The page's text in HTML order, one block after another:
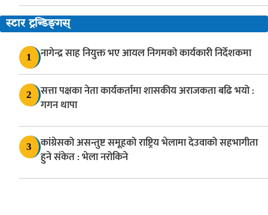
स्टार ट्रन्डिङ्गस्
1 नागेन्द्र साह नियुक्त भए आयल निगमको कार्यकारी निर्देशकमा
2
सत्ता पक्षका नेता कार्यकर्तामा शासकीय अराजकता बढि भयो :
गगन थापा
3
कांग्रेसको असन्तुष्ट समूहको राष्ट्रिय भेलामा देउवाको सहभागीता
हुने संकेत : भेला नरोकिने